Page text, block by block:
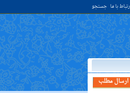
با ما جستجو
فرمودند: النَّظرُ إلي العَالِم أحبُّ إلَي الله
ارسال مطلب